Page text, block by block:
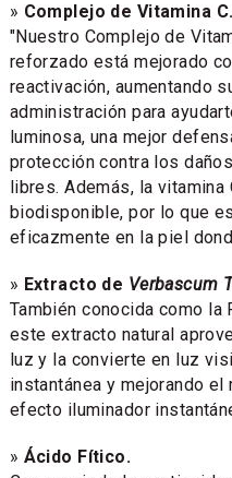
» Complejo de Vitamina C.
"Nuestro Complejo de
reforzado está mejorado
reactivación, aumentando
administración para
luminosa, una mejor
protección contra los
libres. Además, la
biodisponible, por lo que
eficazmente en la piel
» Extracto de Verbascum
También conocida como
este extracto natural
luz y la convierte en luz
instantánea y mejorando
efecto iluminador
» Ácido Fítico.